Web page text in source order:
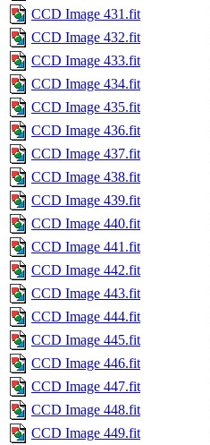
CCD Image 431.fit
CCD Image 432.fit
CCD Image 433.fit
CCD Image 434.fit
CCD Image 435.fit
CCD Image 436.fit
CCD Image 437.fit
CCD Image 438.fit
CCD Image 439.fit
CCD Image 440.fit
CCD Image 441.fit
CCD Image 442.fit
CCD Image 443.fit
CCD Image 444.fit
CCD Image 445.fit
CCD Image 446.fit
CCD Image 447.fit
CCD Image 448.fit
CCD Image 449.fit